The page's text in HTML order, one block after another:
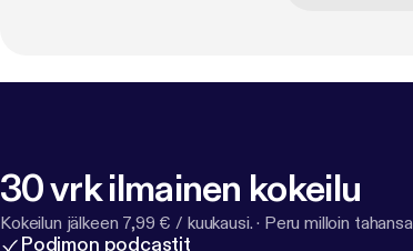
30 vrk ilmainen kokeilu
Kokeilun jälkeen 7,99 € / kuukausi. · Peru milloin tahansa
Podimon podcastit